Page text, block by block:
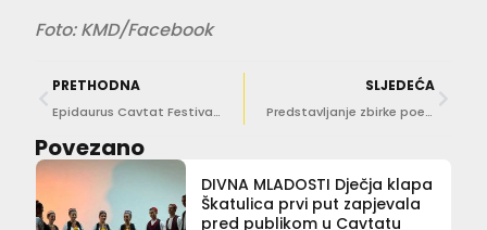
Foto: KMD/Facebook
PRETHODNA
Epidaurus Cavtat Festival odaje počast Luku Paljetku uz bogat program s lutkarskom predstavom i koncertom
SLJEDEĆA
Predstavljanje zbirke poezije i proze “Dubrovački spomenar” u Narodnoj knjižnici Grad
Povezano
DIVNA MLADOSTI Dječja klapa
Škatulica prvi put zapjevala
pred publikom u Cavtatu